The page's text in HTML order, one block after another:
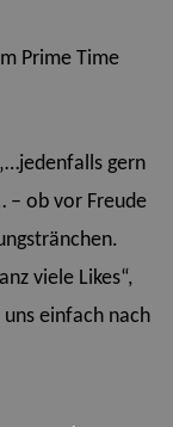
Prime Time
gern
– ob vor Freude
viele Likes“,
einfach nach